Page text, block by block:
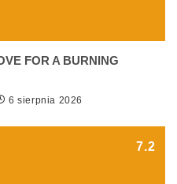
FOR A BURNING
6 sierpnia 2026
7.2